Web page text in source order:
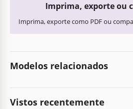
Imprima, exporte ou
Imprima, exporte como PDF ou
Modelos relacionados
Vistos recentemente